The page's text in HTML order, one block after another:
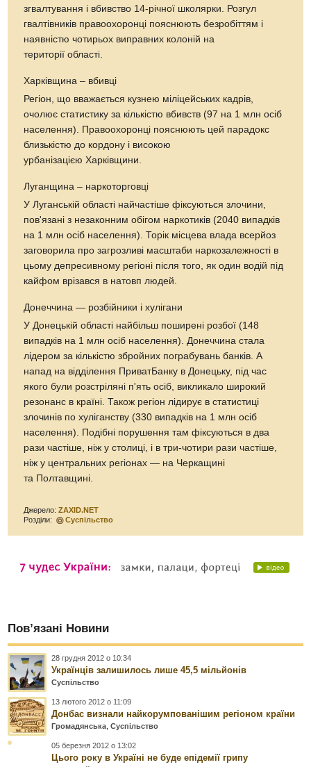
згвалтування і вбивство 14-річної школярки. Розгул
гвалтівників правоохоронці пояснюють безробіттям і
наявністю чотирьох виправних колоній на
території області.
Харківщина – вбивці
Регіон, що вважається кузнею міліцейських кадрів,
очолює статистику за кількістю вбивств (97 на 1 млн осіб
населення). Правоохоронці пояснюють цей парадокс
близькістю до кордону і високою
урбанізацією Харківщини.
Луганщина – наркоторговці
У Луганській області найчастіше фіксуються злочини,
пов'язані з незаконним обігом наркотиків (2040 випадків
на 1 млн осіб населення). Торік місцева влада всерйоз
заговорила про загрозливі масштаби наркозалежності в
цьому депресивному регіоні після того, як один водій під
кайфом врізався в натовп людей.
Донеччина — розбійники і хулігани
У Донецькій області найбільш поширені розбої (148
випадків на 1 млн осіб населення). Донеччина стала
лідером за кількістю збройних пограбувань банків. А
напад на відділення ПриватБанку в Донецьку, під час
якого були розстріляні п'ять осіб, викликало широкий
резонанс в країні. Також регіон лідирує в статистиці
злочинів по хуліганству (330 випадків на 1 млн осіб
населення). Подібні порушення там фіксуються в два
рази частіше, ніж у столиці, і в три-чотири рази частіше,
ніж у центральних регіонах — на Черкащині
та Полтавщині.
Джерело:ZAXID.NET
Розділи:
Суспільство
Пов’язані Новини
28 грудня 2012 о 10:34
Українців залишилось лише 45,5 мільйонів
Суспільство
13 лютого 2012 о 11:09
Донбас визнали найкорумпованішим регіоном країни
Громадянська ,Суспільство
05 березня 2012 о 13:02
Цього року в Україні не буде епідемії грипу